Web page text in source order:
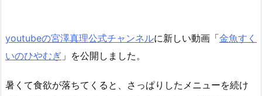
youtubeの宮澤真理公式チャンネルに新しい動画「金魚すく
いのひやむぎ 」を公開しました。
暑くて食欲が落ちてくると、さっぱりしたメニューを続け